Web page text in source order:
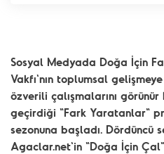
Sosyal Medyada Doğa İçin
Vakfı'nın toplumsal
özverili çalışmalarını
geçirdiği "Fark Yaratanlar"
sezonuna başladı. Dördüncü
Agaclar.net'in "Doğa İçin